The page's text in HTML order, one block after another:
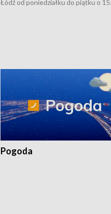
Łódź od poniedziałku do piątku o
Pogoda